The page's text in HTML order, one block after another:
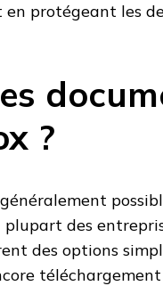
en protégeant les
?
des
des options